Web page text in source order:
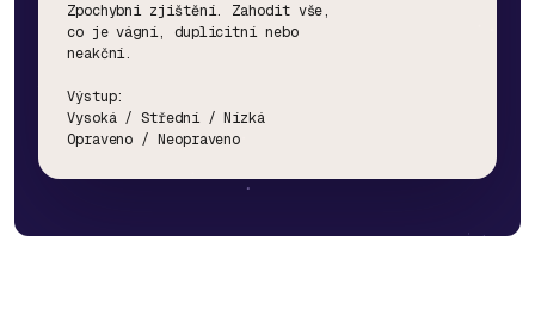
Zpochybni zjištění. Zahodit vše,
co je vágní, duplicitní nebo
neakční.
Výstup:
Vysoká / Střední / Nízká
Opraveno / Neopraveno